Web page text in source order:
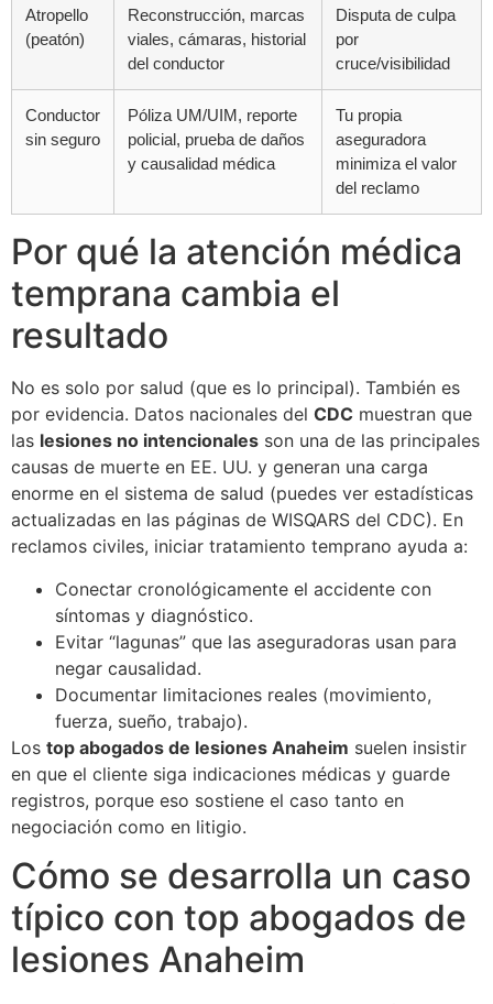
Atropello
(peatón)
Reconstrucción, marcas
viales, cámaras, historial
del conductor
Disputa de culpa
por
cruce/visibilidad
Conductor
sin seguro
Póliza UM/UIM, reporte
policial, prueba de daños
y causalidad médica
Tu propia
aseguradora
minimiza el valor
del reclamo
Por qué la atención médica
temprana cambia el
resultado
No es solo por salud (que es lo principal). También es
por evidencia. Datos nacionales del CDC muestran que
las lesiones no intencionales son una de las principales
causas de muerte en EE. UU. y generan una carga
enorme en el sistema de salud (puedes ver estadísticas
actualizadas en las páginas de WISQARS del CDC). En
reclamos civiles, iniciar tratamiento temprano ayuda a:
Conectar cronológicamente el accidente con
síntomas y diagnóstico.
Evitar “lagunas” que las aseguradoras usan para
negar causalidad.
Documentar limitaciones reales (movimiento,
fuerza, sueño, trabajo).
Los top abogados de lesiones Anaheim suelen insistir
en que el cliente siga indicaciones médicas y guarde
registros, porque eso sostiene el caso tanto en
negociación como en litigio.
Cómo se desarrolla un caso
típico con top abogados de
lesiones Anaheim